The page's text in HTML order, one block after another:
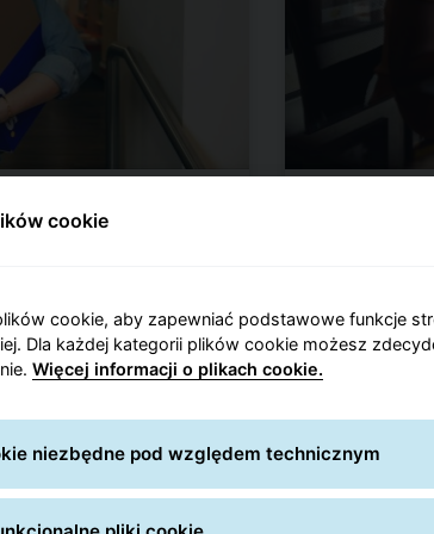
wysłanie paczki
nadanie przesyłki
paczek Szybka
Polsce, których
się poszerza.
Hiszpanii są
do
z domu,
W GLS
sposób
usługi
zasady.
cookie
cookie, aby zapewniać podstawowe funkcje
Dla każdej kategorii plików cookie możesz
Więcej informacji o plikach cookie.
niezbędne pod względem technicznym